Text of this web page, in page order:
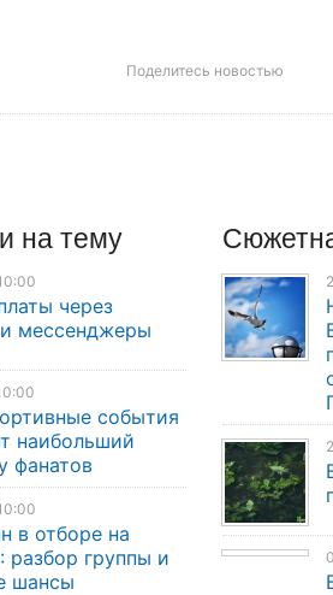
Поделитесь новостью
на тему
через
мессенджеры
события
наибольший
фанатов
в отборе на
группы и
шансы